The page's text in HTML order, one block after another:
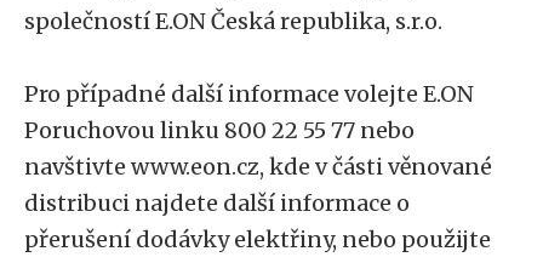
společností E.ON Česká republika, s.r.o.
Pro případné další informace volejte E.ON
Poruchovou linku 800 22 55 77 nebo
navštivte www.eon.cz, kde v části věnované
distribuci najdete další informace o
přerušení dodávky elektřiny, nebo použijte